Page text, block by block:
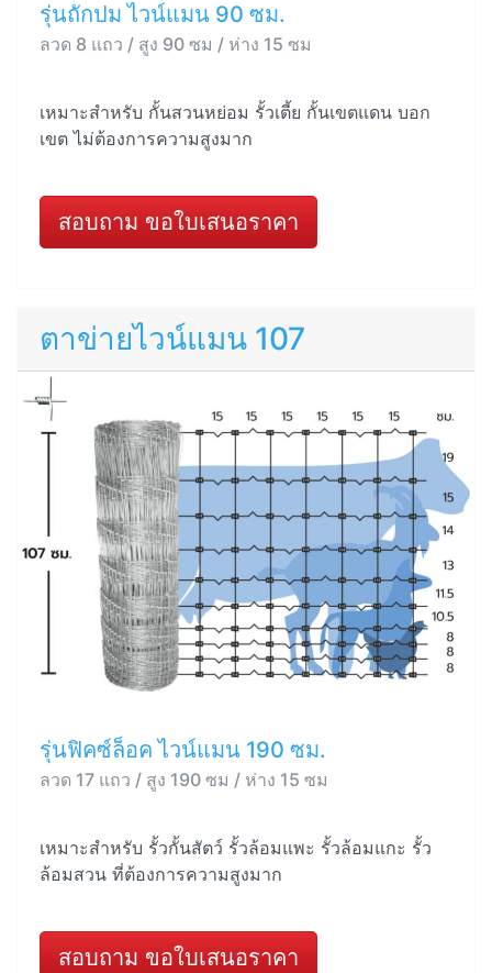
รุ่นถักปม ไวน์แมน 90 ซม.
ลวด 8 แถว / สูง 90 ซม / ห่าง 15 ซม
เหมาะสำหรับ กั้นสวนหย่อม รั้วเตี้ย กั้นเขตแดน บอก
เขต ไม่ต้องการความสูงมาก
สอบถาม ขอใบเสนอราคา
ตาข่ายไวน์แมน 107
รุ่นฟิคซ์ล็อค ไวน์แมน 190 ซม.
ลวด 17 แถว / สูง 190 ซม / ห่าง 15 ซม
เหมาะสำหรับ รั้วกั้นสัตว์ รั้วล้อมแพะ รั้วล้อมแกะ รั้ว
ล้อมสวน ที่ต้องการความสูงมาก
สอบถาม ขอใบเสนอราคา